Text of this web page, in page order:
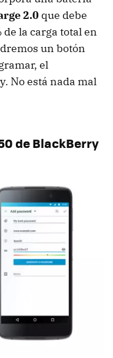
2.0 que debe
la carga total en
un botón
el
No está nada mal
de BlackBerry